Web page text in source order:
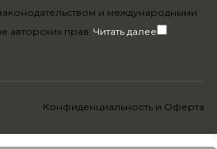
и международными
авторских прав. Читать далее
Конфиденциальность и Оферта